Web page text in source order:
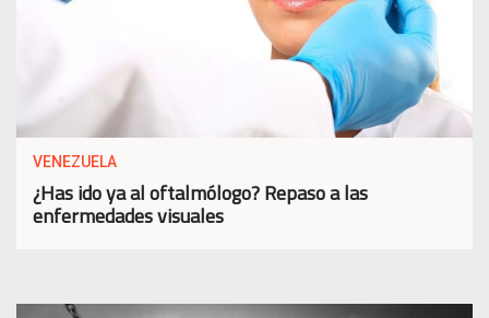
VENEZUELA
¿Has ido ya al oftalmólogo? Repaso a las
enfermedades visuales